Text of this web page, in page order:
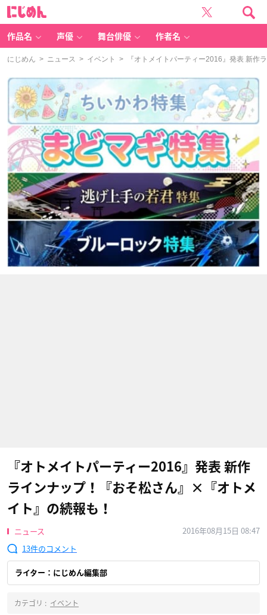
作品名 声優 舞台俳優 作者名
にじめん > ニュース > イベント > 『オトメイトパーティー2016』発表 新作
『オトメイトパーティー2016』発表 新作
ラインナップ！『おそ松さん』×『オトメ
イト』の続報も！
ニュース
2016年08月15日 08:47
13
ライター：にじめん編集部
カテゴリ : イベント